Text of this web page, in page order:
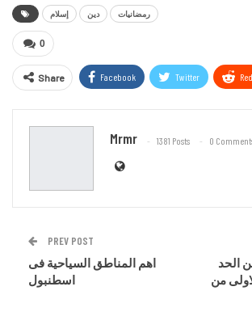
إسلام دين رمضانيات
0
Share Facebook Twitter
Mrmr 1381 Posts 0
PREV POST
اهم المناطق السياحية فى
اسطنبول
الحد
من